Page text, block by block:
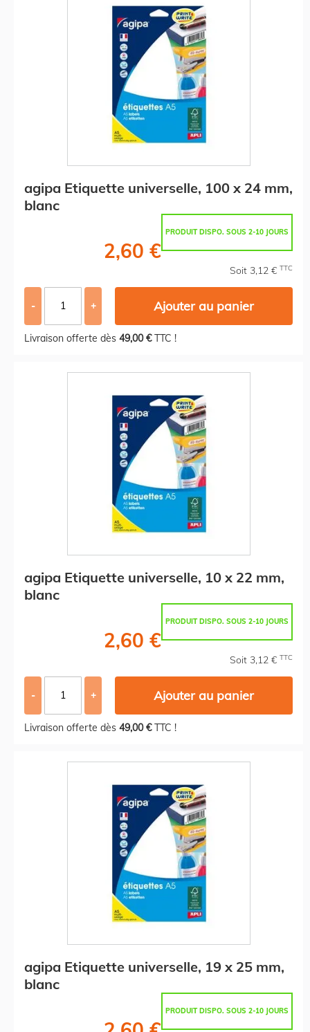
agipa Etiquette universelle, 100 x 24 mm,
blanc
PRODUIT DISPO. SOUS 2-10 JOURS
2,60 €
Soit 3,12 € TTC
- + Ajouter au panier
Livraison offerte dès 49,00 €TTC !
agipa Etiquette universelle, 10 x 22 mm,
blanc
PRODUIT DISPO. SOUS 2-10 JOURS
2,60 €
Soit 3,12 € TTC
- + Ajouter au panier
Livraison offerte dès 49,00 €TTC !
agipa Etiquette universelle, 19 x 25 mm,
blanc
PRODUIT DISPO. SOUS 2-10 JOURS